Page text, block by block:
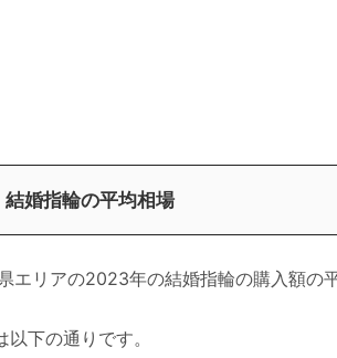
結婚指輪の平均相場
エリアの2023年の結婚指輪の購入額の
下の通りです。